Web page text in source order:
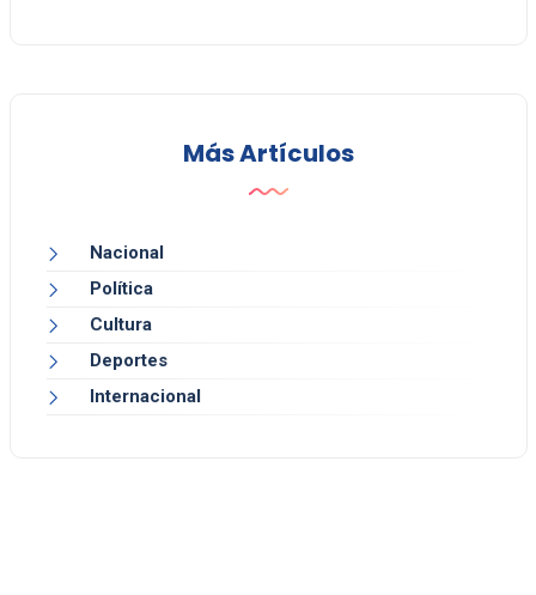
Más Artículos
Nacional
Política
Cultura
Deportes
Internacional